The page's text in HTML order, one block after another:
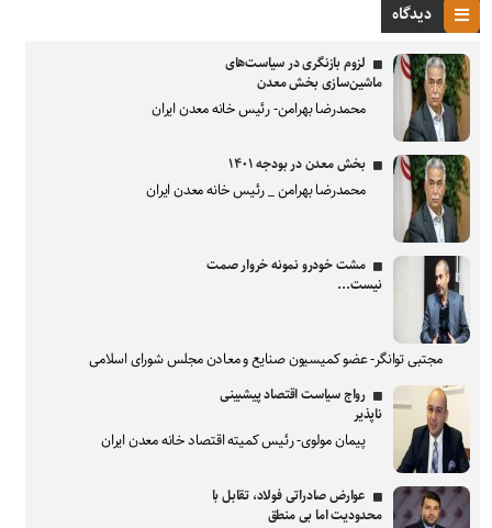
دیدگاه
لزوم بازنگری در سیاست‌های
ماشین‌سازی بخش معدن
محمدرضا بهرامن- رئیس خانه معدن ایران
بخش معدن در بودجه ۱۴۰۱
محمدرضا بهرامن _ رئیس خانه معدن ایران
مشت خودرو نمونه خروار صمت
نیست...
مجتبی توانگر- عضو کمیسیون صنایع و معادن مجلس شورای اسلامی
رواج سیاست اقتصاد پیشبینی
ناپذیر
پیمان مولوی- رئیس کمیته اقتصاد خانه معدن ایران
عوارض صادراتی فولاد، تقابل با
محدودیت اما بی منطق